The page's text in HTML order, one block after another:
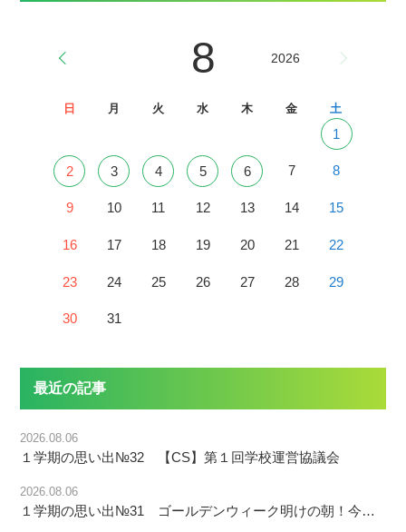
8 2026
日 月 火 水 木 金 土
1
2 3 4 5 6 7 8
9 10 11 12 13 14 15
16 17 18 19 20 21 22
23 24 25 26 27 28 29
30 31
最近の記事
2026.08.06
１学期の思い出№32 【CS】第１回学校運営協議会
2026.08.06
１学期の思い出№31 ゴールデンウィーク明けの朝！今日も笑顔で頑張ります！